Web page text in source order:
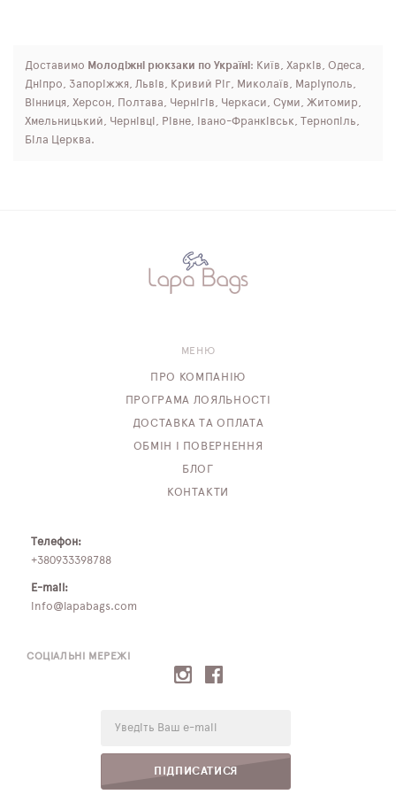
Доставимо Молодіжні рюкзаки по Україні : Київ, Харків, Одеса,
Дніпро, Запоріжжя, Львів, Кривий Ріг, Миколаїв, Маріуполь,
Вінниця, Херсон, Полтава, Чернігів, Черкаси, Суми, Житомир,
Хмельницький, Чернівці, Рівне, Івано-Франківськ, Тернопіль,
Біла Церква.
СОЦІАЛЬНІ МЕРЕЖІ
ПІДПИСАТИСЯ
МЕНЮ
ПРО КОМПАНІЮ
ПРОГРАМА ЛОЯЛЬНОСТІ
ДОСТАВКА ТА ОПЛАТА
ОБМІН І ПОВЕРНЕННЯ
БЛОГ
КОНТАКТИ
Телефон:
+380933398788
E-mail:
info@lapabags.com